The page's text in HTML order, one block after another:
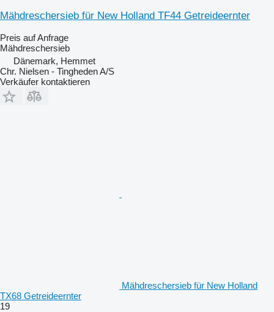
Mähdreschersieb für New Holland TF44 Getreideernter
Preis auf Anfrage
Mähdreschersieb
Dänemark, Hemmet
Chr. Nielsen - Tingheden A/S
Verkäufer kontaktieren
Mähdreschersieb für New Holland
TX68 Getreideernter
19